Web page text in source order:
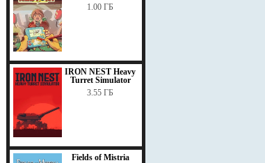
1.00 ГБ
IRON NEST Heavy
Turret Simulator
3.55 ГБ
Fields of Mistria